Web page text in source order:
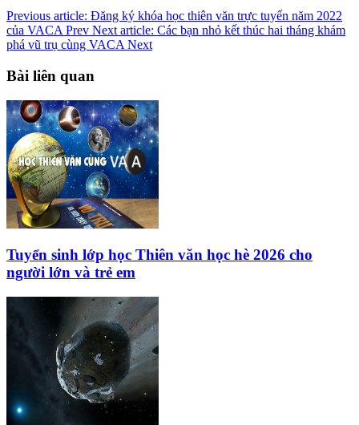
Previous article: Đăng ký khóa học thiên văn trực tuyến năm 2022
của VACA Prev Next article: Các bạn nhỏ kết thúc hai tháng khám
phá vũ trụ cùng VACA Next
Bài liên quan
Tuyển sinh lớp học Thiên văn học hè 2026 cho
người lớn và trẻ em